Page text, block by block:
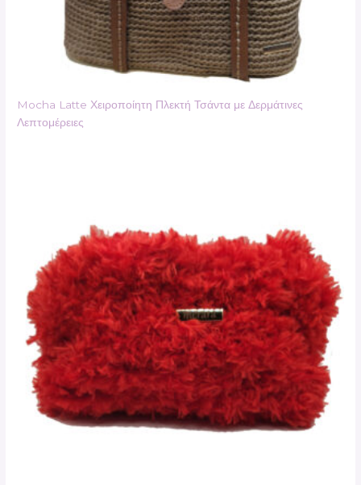
Mocha Latte Χειροποίητη Πλεκτή Τσάντα με Δερμάτινες
Λεπτομέρειες